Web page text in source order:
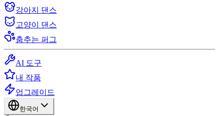
강아지 댄스
고양이 댄스
춤추는 퍼그
AI 도구
내 작품
업그레이드
한국어